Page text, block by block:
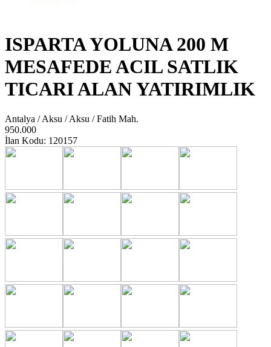
ISPARTA YOLUNA 200 M
MESAFEDE ACIL SATLIK
TICARI ALAN YATIRIMLIK
Antalya / Aksu / Aksu / Fatih Mah.
950.000
İlan Kodu: 120157